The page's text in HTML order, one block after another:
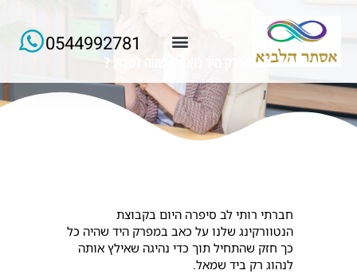
0544992781
למידע ורישום של הרצאות החודש
מפרק היד כואב – שווה לסבול ?
חברתי רותי לב סיפרה היום בקבוצת
הנטוורקינג שלנו על כאב במפרק היד שהיה כל
כך חזק שהתחיל תוך כדי נהיגה שאילץ אותה
לנהוג רק ביד שמאל.